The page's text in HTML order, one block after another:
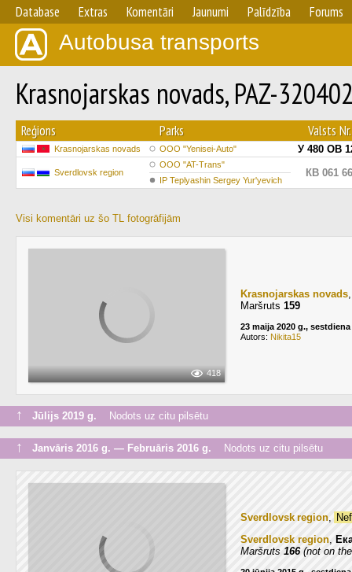
Database Extras Komentāri Jaunumi Palīdzība Forums
Autobusa transports
Krasnojarskas novads, PAZ-
Reģions Parks Valsts Nr.
Krasnojarskas novads OOO "Yenisei-Auto" У 480 ОВ
Sverdlovsk region
OOO "AT-Trans"
КВ 061
IP Teplyashin Sergey Yur'yevich
Visi komentāri uz šo TL fotogrāfijām
418
Krasnojarskas novads
Maršruts 159
23 maija 2020 g., sestdiena
Autors: Nikita15
↑ Jūlijs 2019 g. Nodots uz citu pilsētu
↑ Janvāris 2016 g. — Februāris 2016 g. Nodots uz citu pilsētu
Sverdlovsk region,
Sverdlovsk region,
Maršruts 166(not on